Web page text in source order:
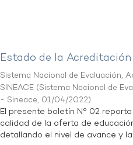
Estado de la
Sistema Nacional de Evaluación,
SINEACE (Sistema Nacional de
- Sineace, 01/04/2022)
El presente boletín N° 02
calidad de la oferta de
detallando el nivel de avance y